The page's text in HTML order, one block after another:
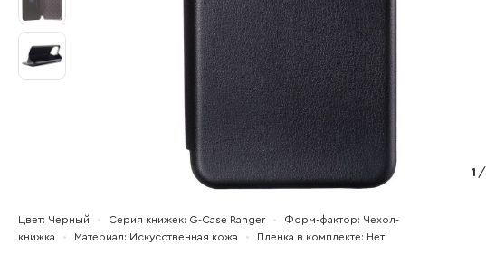
1 /
Цвет Черный Серия книжек G-Case Ranger Форм-фактор
Чехол-
книжка
Материал Искусственная кожа Пленка в комплекте Нет